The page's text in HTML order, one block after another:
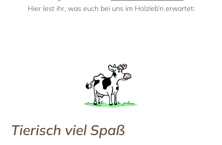
Hier lest ihr, was euch bei uns im Holzleb’n erwartet:
Tierisch viel Spaß